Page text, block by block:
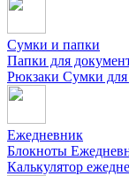
Сумки и папки
Папки для
Рюкзаки Сумки для
Ежедневник
Блокноты
Калькулятор